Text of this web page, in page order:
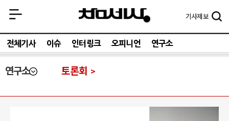
기사제보
전체기사 이슈 인터링크 오피니언 연구소
연구소 토론회